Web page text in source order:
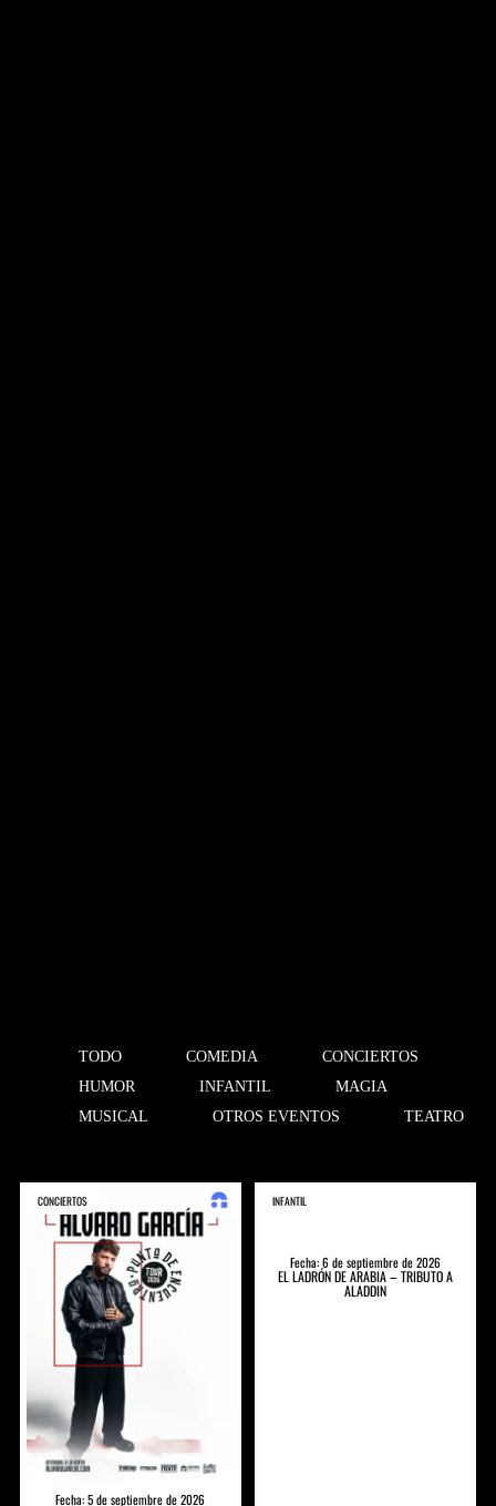
COMEDIA
CONCIERTOS
HUMOR
INFANTIL
MAGIA
MUSICAL
OTROS EVENTOS TEATRO
TODO
CONCIERTOS
Fecha: 5 de septiembre de 2026
INFANTIL
Fecha: 6 de septiembre de 2026
EL LADRÓN DE ARABIA – TRIBUTO A
ALADDIN